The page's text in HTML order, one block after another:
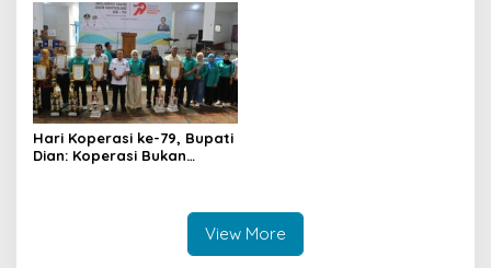
Jemaah Dipenuhi
Hari Koperasi ke-79, Bupati
Dian: Koperasi Bukan
View More